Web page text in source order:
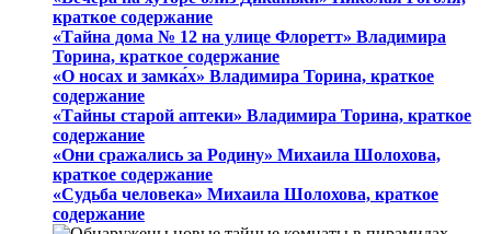
краткое содержание
«Тайна дома № 12 на улице Флоретт» Владимира
Торина, краткое содержание
«О носах и замка́х» Владимира Торина, краткое
содержание
«Тайны старой аптеки» Владимира Торина, краткое
содержание
«Они сражались за Родину» Михаила Шолохова,
краткое содержание
«Судьба человека» Михаила Шолохова, краткое
содержание